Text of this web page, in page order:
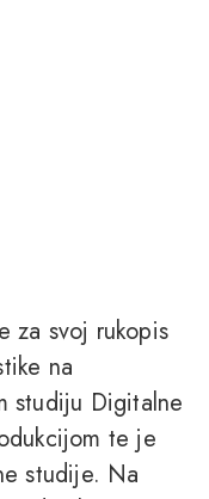
za svoj rukopis
na
studiju Digitalne
te je
studije. Na